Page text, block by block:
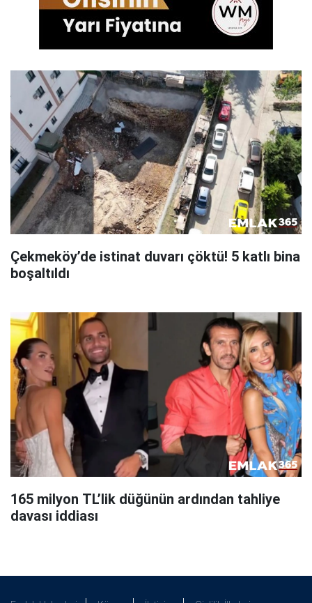
Çekmeköy’de istinat duvarı çöktü! 5 katlı bina
boşaltıldı
165 milyon TL’lik düğünün ardından tahliye
davası iddiası